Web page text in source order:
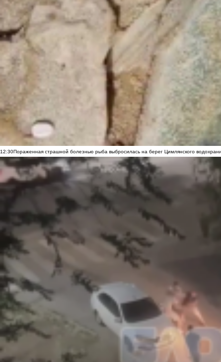
12:30Пораженная страшной болезнью рыба выбросилась на берег Цимлянского